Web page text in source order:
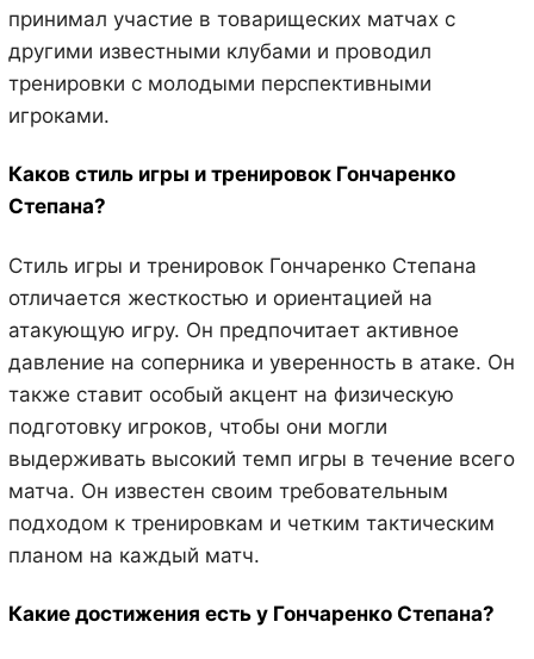
принимал участие в товарищеских матчах с
другими известными клубами и проводил
тренировки с молодыми перспективными
игроками.
Каков стиль игры и тренировок Гончаренко
Степана?
Стиль игры и тренировок Гончаренко Степана
отличается жесткостью и ориентацией на
атакующую игру. Он предпочитает активное
давление на соперника и уверенность в атаке. Он
также ставит особый акцент на физическую
подготовку игроков, чтобы они могли
выдерживать высокий темп игры в течение всего
матча. Он известен своим требовательным
подходом к тренировкам и четким тактическим
планом на каждый матч.
Какие достижения есть у Гончаренко Степана?